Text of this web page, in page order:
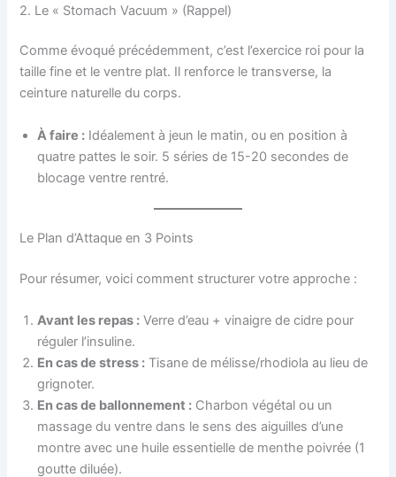
2. Le « Stomach Vacuum » (Rappel)
Comme évoqué précédemment, c’est l’exercice roi pour la
taille fine et le ventre plat. Il renforce le transverse, la
ceinture naturelle du corps.
À faire : Idéalement à jeun le matin, ou en position à
quatre pattes le soir. 5 séries de 15-20 secondes de
blocage ventre rentré.
Le Plan d’Attaque en 3 Points
Pour résumer, voici comment structurer votre approche :
Avant les repas : Verre d’eau + vinaigre de cidre pour
réguler l’insuline.
En cas de stress : Tisane de mélisse/rhodiola au lieu de
grignoter.
En cas de ballonnement : Charbon végétal ou un
massage du ventre dans le sens des aiguilles d’une
montre avec une huile essentielle de menthe poivrée (1
goutte diluée).